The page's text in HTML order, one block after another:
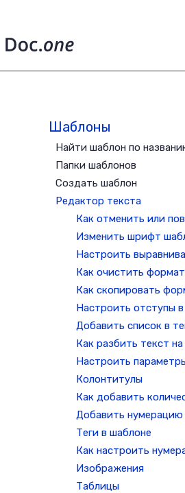
Шаблоны
Найти шаблон по
Папки шаблонов
Создать шаблон
Редактор текста
Как отменить или
Изменить шрифт
Настроить
Как очистить
Как скопировать
Настроить отступы
Добавить список в
Как разбить текст
Настроить
Колонтитулы
Как добавить
Добавить нумерацию
Теги в шаблоне
Как настроить
Изображения
Таблицы